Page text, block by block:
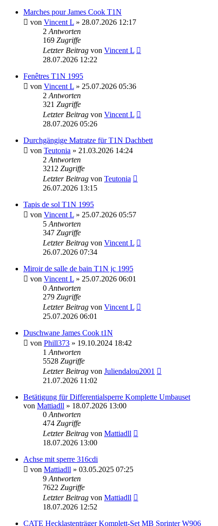
Marches pour James Cook T1N
von Vincent L » 28.07.2026 12:17
2 Antworten
169 Zugriffe
Letzter Beitrag von Vincent L
28.07.2026 12:22
Fenêtres T1N 1995
von Vincent L » 25.07.2026 05:36
2 Antworten
321 Zugriffe
Letzter Beitrag von Vincent L
28.07.2026 05:26
Durchgängige Matratze für T1N Dachbett
von Teutonia » 21.03.2026 14:24
2 Antworten
3212 Zugriffe
Letzter Beitrag von Teutonia
26.07.2026 13:15
Tapis de sol T1N 1995
von Vincent L » 25.07.2026 05:57
5 Antworten
347 Zugriffe
Letzter Beitrag von Vincent L
26.07.2026 07:34
Miroir de salle de bain T1N jc 1995
von Vincent L » 25.07.2026 06:01
0 Antworten
279 Zugriffe
Letzter Beitrag von Vincent L
25.07.2026 06:01
Duschwane James Cook t1N
von Phill373 » 19.10.2024 18:42
1 Antworten
5528 Zugriffe
Letzter Beitrag von Juliendalou2001
21.07.2026 11:02
Betätigung für Differentialsperre Komplette Umbauset
von Mattiadll » 18.07.2026 13:00
0 Antworten
474 Zugriffe
Letzter Beitrag von Mattiadll
18.07.2026 13:00
Achse mit sperre 316cdi
von Mattiadll » 03.05.2025 07:25
9 Antworten
7622 Zugriffe
Letzter Beitrag von Mattiadll
18.07.2026 12:52
CATE Hecklastenträger Komplett-Set MB Sprinter W906